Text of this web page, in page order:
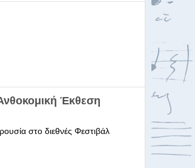
Έκθεση
στο διεθνές Φεστιβάλ